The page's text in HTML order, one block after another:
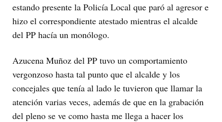
estando presente la Policía Local que paró al agresor e
hizo el correspondiente atestado mientras el alcalde
del PP hacía un monólogo.
Azucena Muñoz del PP tuvo un comportamiento
vergonzoso hasta tal punto que el alcalde y los
concejales que tenía al lado le tuvieron que llamar la
atención varias veces, además de que en la grabación
del pleno se ve como hasta me llega a hacer los